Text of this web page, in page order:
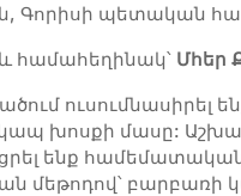
Գորիսի պետական
համահեղինակ՝Մհեր
ուսումնասիրել
խոսքի մասը:
ենք
մեթոդով՝ բարբառի